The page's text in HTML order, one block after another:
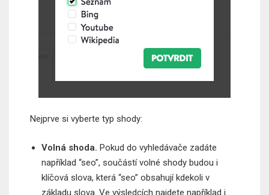
Nejprve si vyberte typ shody:
Volná shoda. Pokud do vyhledávače zadáte
například “seo”, součástí volné shody budou i
klíčová slova, která “seo” obsahují kdekoli v
základu slova. Ve výsledcích najdete například i